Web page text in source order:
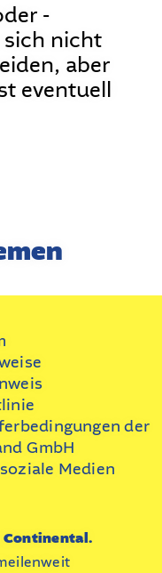
-
sich nicht
aber
eventuell
der
GmbH
Medien
Continental.